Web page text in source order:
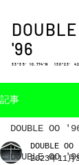
DOUBLE
'96
33°35′ 10.774″N 130°23′
記事
DOUBLE OO
DOUBLE OO
DOUBLE
2023年11月